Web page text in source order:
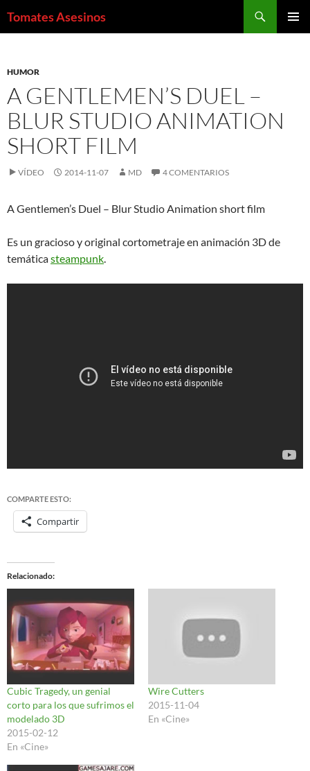
Tomates Asesinos
HUMOR
A GENTLEMEN’S DUEL –
BLUR STUDIO ANIMATION
SHORT FILM
VÍDEO 2014-11-07 MD 4 COMENTARIOS
A Gentlemen’s Duel – Blur Studio Animation short film
Es un gracioso y original cortometraje en animación 3D de
temáticasteampunk.
COMPARTE ESTO:
Compartir
Relacionado
Cubic Tragedy, un genial
corto para los que sufrimos el
modelado 3D
2015-02-12
En «Cine»
Wire Cutters
2015-11-04
En «Cine»